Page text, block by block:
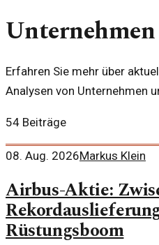
Unternehmen
Erfahren Sie mehr über
Analysen von Unternehmen
54 Beiträge
08. Aug. 2026Markus Klein
Airbus-Aktie:
Rüstungsboom